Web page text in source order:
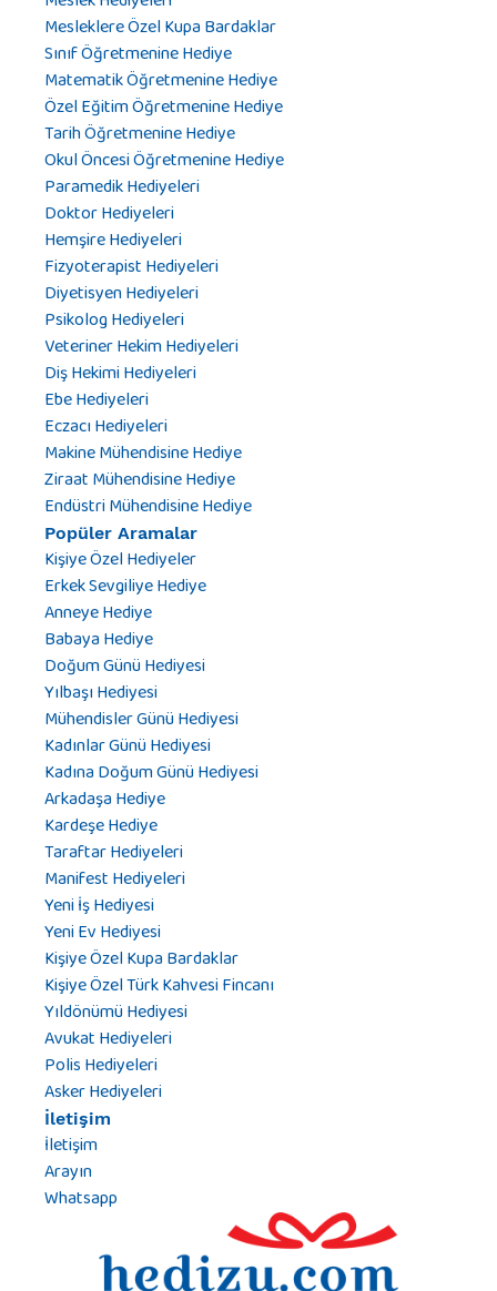
Mesleklere Özel Kupa Bardaklar
Sınıf Öğretmenine Hediye
Matematik Öğretmenine Hediye
Özel Eğitim Öğretmenine Hediye
Tarih Öğretmenine Hediye
Okul Öncesi Öğretmenine Hediye
Paramedik Hediyeleri
Doktor Hediyeleri
Hemşire Hediyeleri
Fizyoterapist Hediyeleri
Diyetisyen Hediyeleri
Psikolog Hediyeleri
Veteriner Hekim Hediyeleri
Diş Hekimi Hediyeleri
Ebe Hediyeleri
Eczacı Hediyeleri
Makine Mühendisine Hediye
Ziraat Mühendisine Hediye
Endüstri Mühendisine Hediye
Popüler Aramalar
Kişiye Özel Hediyeler
Erkek Sevgiliye Hediye
Anneye Hediye
Babaya Hediye
Doğum Günü Hediyesi
Yılbaşı Hediyesi
Mühendisler Günü Hediyesi
Kadınlar Günü Hediyesi
Kadına Doğum Günü Hediyesi
Arkadaşa Hediye
Kardeşe Hediye
Taraftar Hediyeleri
Manifest Hediyeleri
Yeni İş Hediyesi
Yeni Ev Hediyesi
Kişiye Özel Kupa Bardaklar
Kişiye Özel Türk Kahvesi Fincanı
Yıldönümü Hediyesi
Avukat Hediyeleri
Polis Hediyeleri
Asker Hediyeleri
İletişim
İletişim
Arayın
Whatsapp